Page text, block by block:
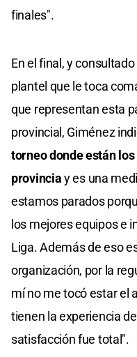
finales".
En el final, y
plantel que le toca
que representan esta
provincial, Giménez
torneo donde están
provinciay es una
estamos parados
los mejores equipos e
Liga. Además de eso
organización, por la
mí no me tocó estar el
tienen la experiencia
satisfacción fue total".